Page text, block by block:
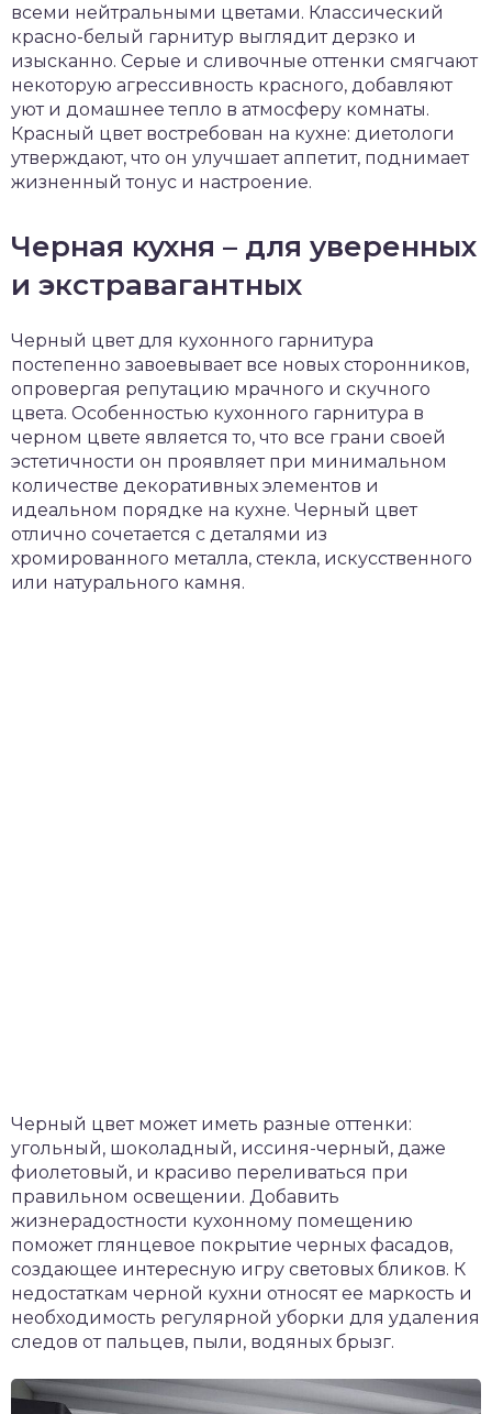
всеми нейтральными цветами. Классический
красно-белый гарнитур выглядит дерзко и
изысканно. Серые и сливочные оттенки смягчают
некоторую агрессивность красного, добавляют
уют и домашнее тепло в атмосферу комнаты.
Красный цвет востребован на кухне: диетологи
утверждают, что он улучшает аппетит, поднимает
жизненный тонус и настроение.
Черная кухня – для уверенных
и экстравагантных
Черный цвет для кухонного гарнитура
постепенно завоевывает все новых сторонников,
опровергая репутацию мрачного и скучного
цвета. Особенностью кухонного гарнитура в
черном цвете является то, что все грани своей
эстетичности он проявляет при минимальном
количестве декоративных элементов и
идеальном порядке на кухне. Черный цвет
отлично сочетается с деталями из
хромированного металла, стекла, искусственного
или натурального камня.
Черный цвет может иметь разные оттенки:
угольный, шоколадный, иссиня-черный, даже
фиолетовый, и красиво переливаться при
правильном освещении. Добавить
жизнерадостности кухонному помещению
поможет глянцевое покрытие черных фасадов,
создающее интересную игру световых бликов. К
недостаткам черной кухни относят ее маркость и
необходимость регулярной уборки для удаления
следов от пальцев, пыли, водяных брызг.